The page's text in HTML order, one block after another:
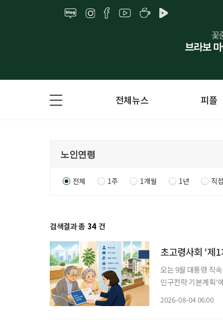
전체뉴스 피플
전체 1주 1개월 1년 직
검색결과 총 34 건
초고령사회 ‘제
오는 9월 대통령 직
인구전략 기본계획’에 관심이 모이고 있다.
2026-08-04 06:00